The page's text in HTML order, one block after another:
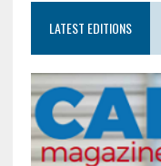
LATEST EDITIONS